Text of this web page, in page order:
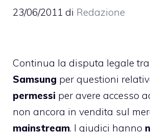
23/06/2011 di Redazione
Continua la disputa legale tra
Samsung per questioni
permessi per avere accesso
non ancora in vendita sul
mainstream. I giudici hanno